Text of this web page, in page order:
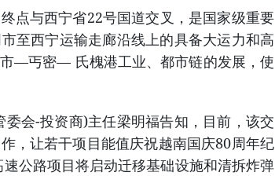
点与西宁省22号国道交叉，是国家级重要
至西宁运输走廊沿线上的具备大运力和高
—丐密— 氏槐港工业、都市链的发展，使
会-投资商)主任梁明福告知，目前，该交
，让若干项目能值庆祝越南国庆80周年纪
公路项目将启动迁移基础设施和清拆炸弹